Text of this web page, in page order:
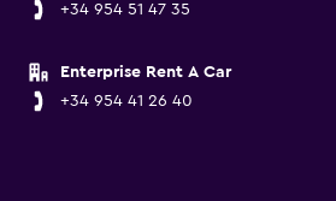
+34 954 51 47 35
Enterprise Rent A Car
+34 954 41 26 40